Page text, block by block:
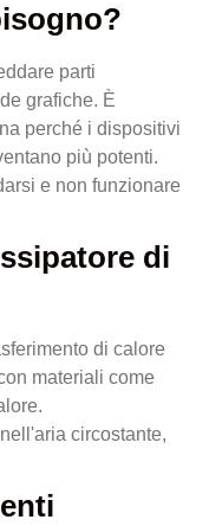
parti
grafiche. È
perché i dispositivi
più potenti.
e non funzionare
di
di calore
materiali come
circostante,